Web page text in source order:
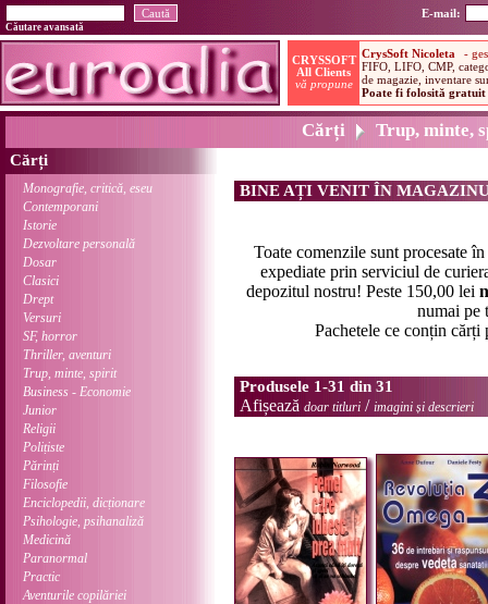
E-mail:
Căutare avansată
Cărți Trup, minte,
Cărți
Monografie, critică, eseu
Contemporani
Istorie
Dezvoltare personală
Dosar
Clasici
Drept
Versuri
SF, horror
Thriller, aventuri
Trup, minte, spirit
Business - Economie
Junior
Religii
Polițiste
Părinți
Filosofie
Enciclopedii, dicționare
Psihologie, psihanaliză
Medicină
Paranormal
Practic
Aventurile copilăriei
BINE AȚI VENIT ÎN
Toate comenzile sunt procesate în
expediate prin serviciul de
depozitul nostru! Peste 150,00 lei
numai pe
Pachetele ce conțin cărți
Produsele 1-31 din 31
Afișează doar titluri / imagini și descrieri